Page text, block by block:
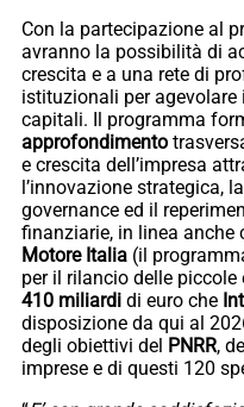
Con la partecipazione al
avranno la possibilità di
crescita e a una rete di
istituzionali per
capitali. Il programma
approfondimento
e crescita dell’impresa
l’innovazione strategica,
governance ed il
finanziarie, in linea anche
Motore Italia (il
per il rilancio delle
410 miliardi di euro che
disposizione da qui al
degli obiettivi del PNRR,
imprese e di questi 120